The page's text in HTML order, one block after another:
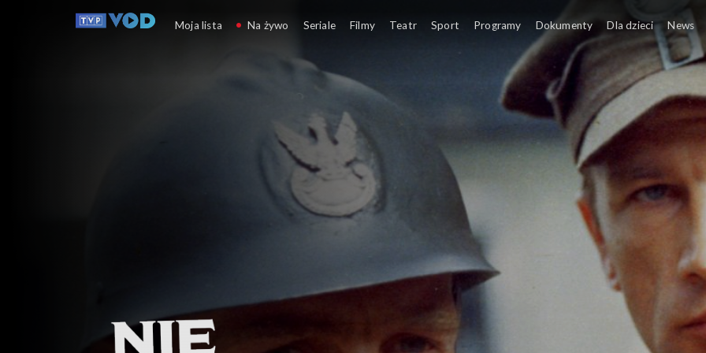
Moja lista Na żywo Seriale Filmy Teatr Sport Programy Dokumenty Dla dzieci News